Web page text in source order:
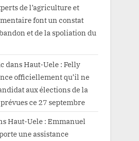
de l’agriculture et
font un constat
et de la spoliation du
dansHaut-Uele : Felly
officiellement qu’il ne
aux élections de la
ce 27 septembre
Haut-Uele : Emmanuel
une assistance